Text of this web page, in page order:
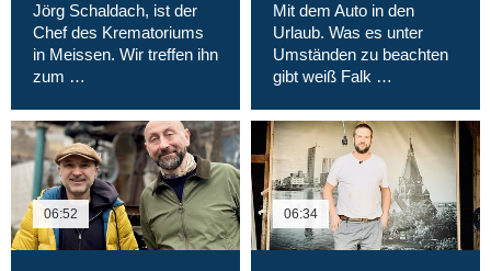
Jörg Schaldach, ist der
Chef des Krematoriums
in Meissen. Wir treffen ihn
zum …
Mit dem Auto in den
Urlaub. Was es unter
Umständen zu beachten
gibt weiß Falk …
06:52 06:34